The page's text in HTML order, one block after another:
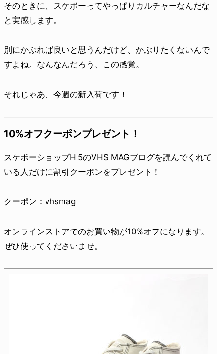
そのときに、スケボーってやっぱりカルチャーなんだな
と実感します。
別にかぶれば良いと思うんだけど、かぶりたくないんで
すよね。なんなんだろう、この感覚。
それじゃあ、今週の新入荷です！
10%オフクーポンプレゼント！
スケボーショップHI5のVHS MAGブログを読んでくれて
いる人だけに割引クーポンをプレゼント！
クーポン：vhsmag
オンラインストアでのお買い物が10%オフになります。
ぜひ使ってくださいませ。